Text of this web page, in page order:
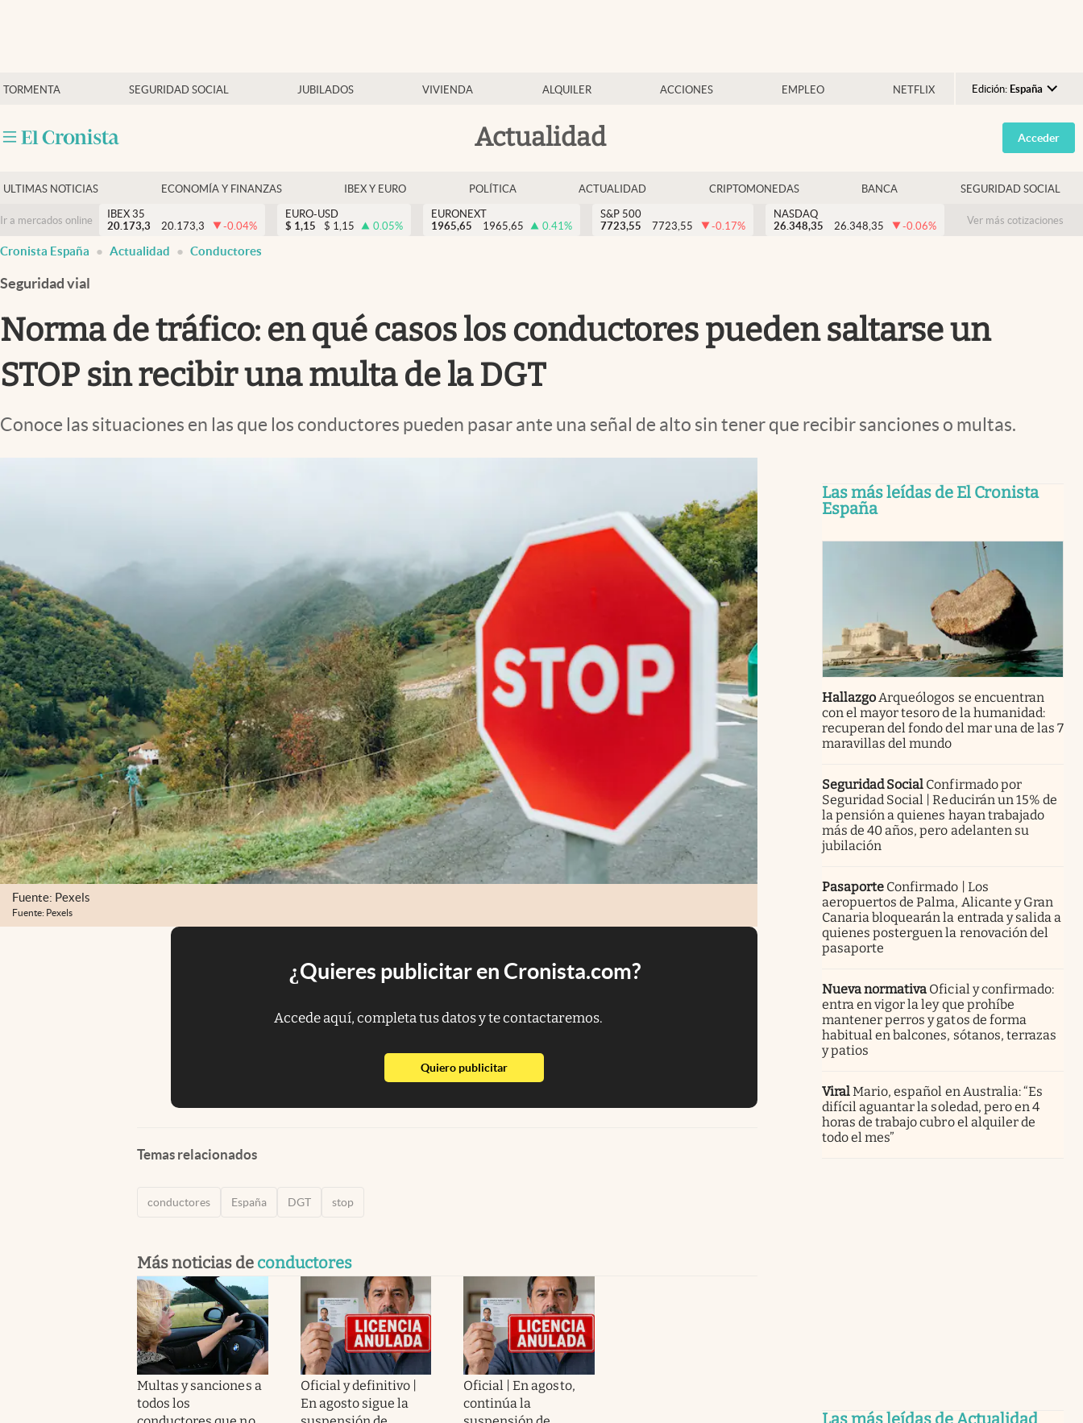
TORMENTA SEGURIDAD SOCIAL JUBILADOS VIVIENDA ALQUILER ACCIONES EMPLEO NETFLIX Edición: España
Argentina
España
USA
Colombia
Actualidad
Economía y finanzas
Criptomonedas
Acceder
ULTIMAS NOTICIAS ECONOMÍA Y FINANZAS IBEX Y EURO POLÍTICA ACTUALIDAD CRIPTOMONEDAS BANCA SEGURIDAD SOCIAL
Ir a mercados online
IBEX 35
20.173,3
20.173,3 -0.04%
EURO-USD
$ 1,15 $ 1,15 0.05%
EURONEXT
1965,65
1965,65 0.41%
S&P 500
7723,55
7723,55 -0.17%
NASDAQ
26.348,35
26.348,35 -0.06% Ver más cotizaciones
Cronista España Actualidad Conductores
Seguridad vial
Norma de tráfico: en qué casos los conductores pueden saltarse un
STOP sin recibir una multa de la DGT
Conoce las situaciones en las que los conductores pueden pasar ante una señal de alto sin tener que recibir sanciones o multas.
Fuente: Pexels
Fuente: Pexels
¿Quieres publicitar en Cronista.com?
Accede aquí, completa tus datos y te contactaremos.
Quiero publicitarabre en nueva pestaña
Temas relacionados
conductores España DGT stop
Más noticias de conductores
Multas y sanciones a
todos los
Oficial y definitivo |
En agosto sigue la
Oficial | En agosto,
continúa la
Las más leídas de El Cronista
España
HallazgoArqueólogos se encuentran
con el mayor tesoro de la humanidad:
recuperan del fondo del mar una de las 7
maravillas del mundo
Seguridad Social Confirmado por
Seguridad Social | Reducirán un 15% de
la pensión a quienes hayan trabajado
más de 40 años, pero adelanten su
jubilación
Pasaporte Confirmado | Los
aeropuertos de Palma, Alicante y Gran
Canaria bloquearán la entrada y salida a
quienes posterguen la renovación del
pasaporte
Nueva normativa Oficial y confirmado:
entra en vigor la ley que prohíbe
mantener perros y gatos de forma
habitual en balcones, sótanos, terrazas
y patios
ViralMario, español en Australia: “Es
difícil aguantar la soledad, pero en 4
horas de trabajo cubro el alquiler de
todo el mes”
Las más leídas de Actualidad